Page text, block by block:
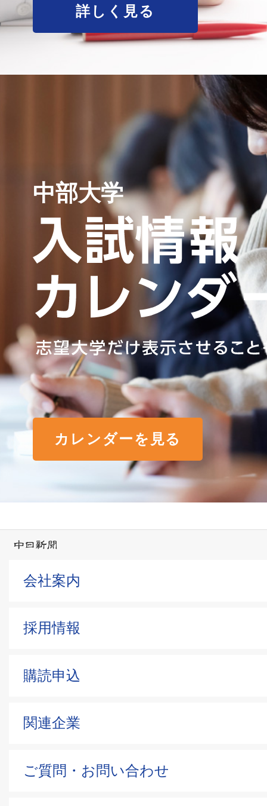
詳しく見る
中部大学
カレンダーを見る
会社案内
採用情報
購読申込
関連企業
ご質問・お問い合わせ